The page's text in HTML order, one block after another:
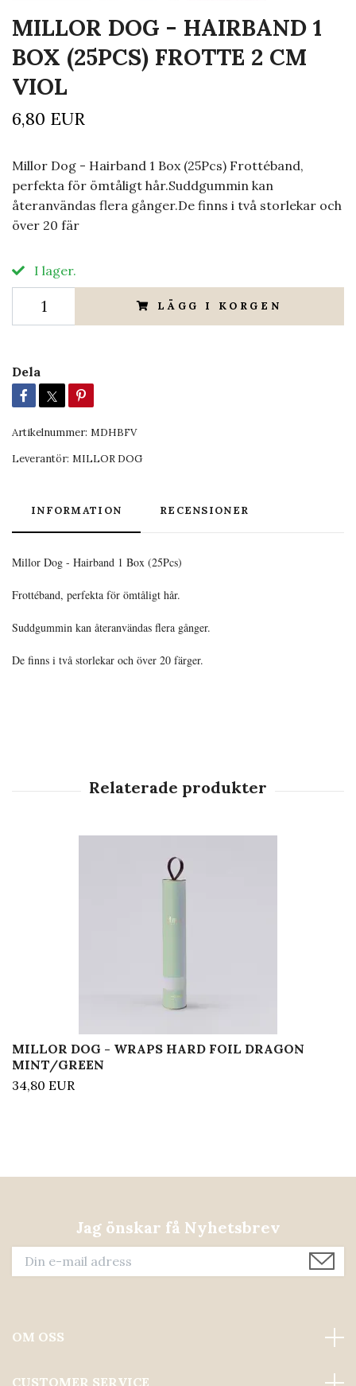
MILLOR DOG - HAIRBAND 1
BOX (25PCS) FROTTE 2 CM
VIOL
6,80 EUR
Millor Dog - Hairband 1 Box (25Pcs) Frottéband,
perfekta för ömtåligt hår.Suddgummin kan
återanvändas flera gånger.De finns i två storlekar och
över 20 fär
I lager.
LÄGG I KORGEN
Dela
Artikelnummer: MDHBFV
Leverantör: MILLOR DOG
INFORMATION RECENSIONER
Millor Dog - Hairband 1 Box (25Pcs)
Frottéband, perfekta för ömtåligt hår.
Suddgummin kan återanvändas flera gånger.
De finns i två storlekar och över 20 färger.
MILLOR DOG - WRAPS HARD FOIL DRAGON
MINT/GREEN
34,80 EUR
Jag önskar få Nyhetsbrev
OM OSS
CUSTOMER SERVICE